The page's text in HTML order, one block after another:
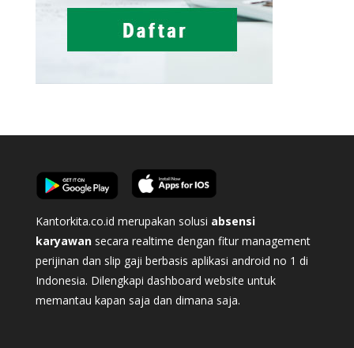
Kantorkita.co.id merupakan solusi absensi
karyawan secara realtime dengan fitur management
perijinan dan slip gaji berbasis aplikasi android no 1 di
Indonesia. Dilengkapi dashboard website untuk
memantau kapan saja dan dimana saja.